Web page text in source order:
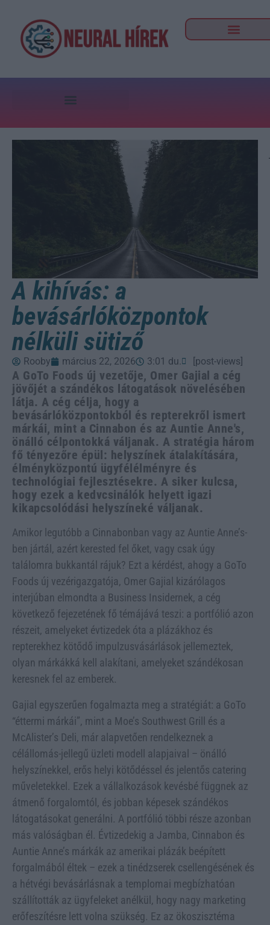
A kihívás: a
bevásárlóközpontok
nélküli sütiző
Rooby március 22, 2026 3:01 du. [post-views]
A GoTo Foods új vezetője, Omer Gajial a cég
jövőjét a szándékos látogatások növelésében
látja. A cég célja, hogy a
bevásárlóközpontokból és repterekről ismert
márkái, mint a Cinnabon és az Auntie Anne's,
önálló célpontokká váljanak. A stratégia három
fő tényezőre épül: helyszínek átalakítására,
élményközpontú ügyfélélményre és
technológiai fejlesztésekre. A siker kulcsa,
hogy ezek a kedvcsinálók helyett igazi
kikapcsolódási helyszíneké váljanak.
Amikor legutóbb a Cinnabonban vagy az Auntie Anne’s-
ben jártál, azért kerested fel őket, vagy csak úgy
találomra bukkantál rájuk? Ezt a kérdést, ahogy a GoTo
Foods új vezérigazgatója, Omer Gajial kizárólagos
interjúban elmondta a Business Insidernek, a cég
következő fejezetének fő témájává teszi: a portfólió azon
részeit, amelyeket évtizedek óta a plázákhoz és
repterekhez kötődő impulzusvásárlások jellemeztek,
olyan márkákká kell alakítani, amelyeket szándékosan
keresnek fel az emberek.
Gajial egyszerűen fogalmazta meg a stratégiát: a GoTo
“éttermi márkái”, mint a Moe’s Southwest Grill és a
McAlister’s Deli, már alapvetően rendelkeznek a
célállomás-jellegű üzleti modell alapjaival – önálló
helyszínekkel, erős helyi kötődéssel és jelentős catering
műveletekkel. Ezek a vállalkozások kevésbé függnek az
átmenő forgalomtól, és jobban képesek szándékos
látogatásokat generálni. A portfólió többi része azonban
más valóságban él. Évtizedekig a Jamba, Cinnabon és
Auntie Anne’s márkák az amerikai plázák beépített
forgalmából éltek – ezek a tinédzserek csellengésének és
a hétvégi bevásárlásnak a templomai megbízhatóan
szállították az ügyfeleket anélkül, hogy nagy marketing
erőfeszítésre lett volna szükség. Ez az ökoszisztéma